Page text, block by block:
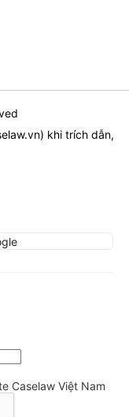
) khi trích dẫn,
Caselaw Việt Nam